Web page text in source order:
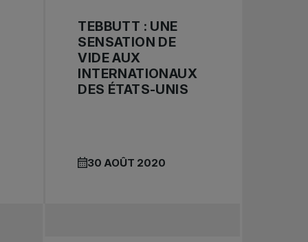
TEBBUTT : UNE
SENSATION DE
VIDE AUX
INTERNATIONAUX
DES ÉTATS-UNIS
30 AOÛT 2020